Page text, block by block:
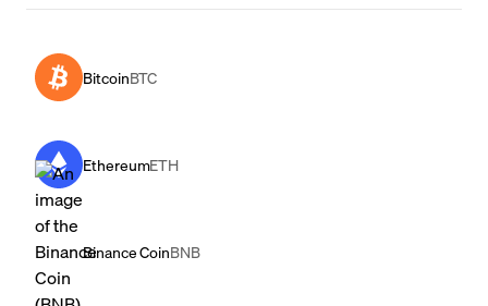
BitcoinBTC
EthereumETH
Binance CoinBNB